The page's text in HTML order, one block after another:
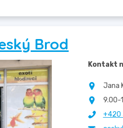
Brod
Kontakt
Jana
9.00-
+420